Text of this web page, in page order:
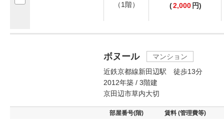
（1階）
(2,000 円)
ボヌール
マンション
近鉄京都線新田辺駅 徒歩13分
2012年築 / 3階建
京田辺市草内大切
部屋番号(階) 賃料 (管理費等)